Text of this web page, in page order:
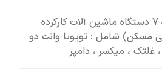
مزایده 7 دستگاه ماشین آلات کارکرده
مسکن) شامل : تویوتا وانت دو
غلتک ، میکسر ، دامپر